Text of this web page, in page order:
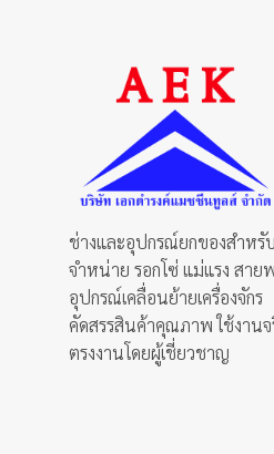
ช่างและอุปกรณ์ยกของสำหรั
จำหน่าย รอกโซ่ แม่แรง สา
อุปกรณ์เคลื่อนย้ายเครื่องจักร
คัดสรรสินค้าคุณภาพ ใช้งาน
ตรงงานโดยผู้เชี่ยวชาญ